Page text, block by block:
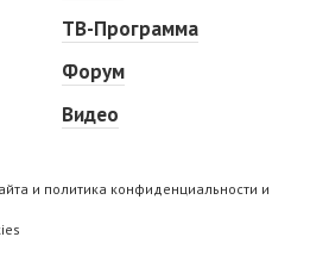
ТВ-Программа
Форум
Видео
и политика конфиденциальности и